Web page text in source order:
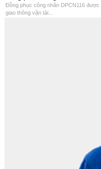
Đồng phục công nhân DPCN116
giao thông vận tải...